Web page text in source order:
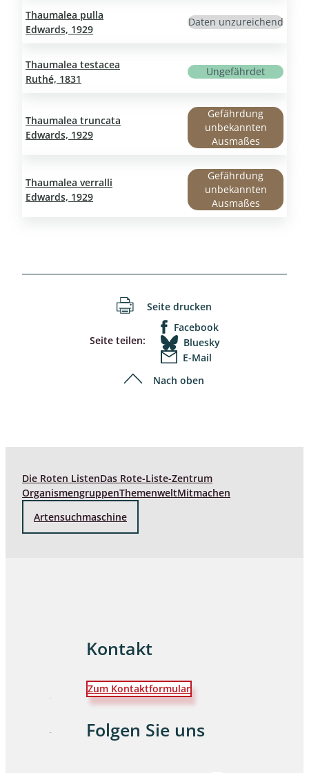
Thaumalea pulla
Edwards, 1929
Daten unzureichend
Thaumalea testacea
Ruthé, 1831
Ungefährdet
Thaumalea truncata
Edwards, 1929
Gefährdung
unbekannten
Ausmaßes
Thaumalea verralli
Edwards, 1929
Gefährdung
unbekannten
Ausmaßes
Seite drucken
Seite teilen:
Facebook
Bluesky
E-Mail
Nach oben
Die Roten ListenDas Rote-Liste-Zentrum
OrganismengruppenThemenweltMitmachen
Artensuchmaschine
Kontakt
Zum Kontaktformular
Folgen Sie uns